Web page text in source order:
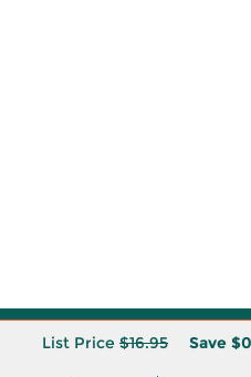
List Price $16.95 Save